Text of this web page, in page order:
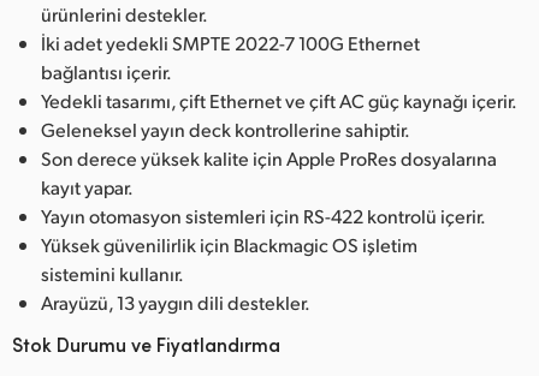
ürünlerini destekler.
İki adet yedekli SMPTE 2022-7 100G Ethernet
bağlantısı içerir.
Yedekli tasarımı, çift Ethernet ve çift AC güç kaynağı içerir.
Geleneksel yayın deck kontrollerine sahiptir.
Son derece yüksek kalite için Apple ProRes dosyalarına
kayıt yapar.
Yayın otomasyon sistemleri için RS-422 kontrolü içerir.
Yüksek güvenilirlik için Blackmagic OS işletim
sistemini kullanır.
Arayüzü, 13 yaygın dili destekler.
Stok Durumu ve Fiyatlandırma